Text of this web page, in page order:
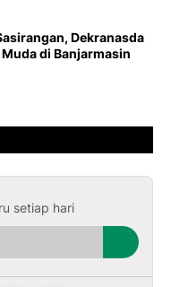
Dekranasda
di Banjarmasin
setiap hari